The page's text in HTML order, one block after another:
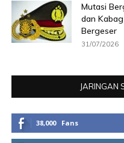
Mutasi
dan
Bergeser
31/07/2026
JARINGAN
38,000 Fans